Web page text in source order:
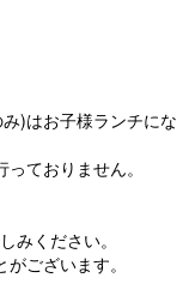
)はお子様ランチにな
ておりません。
みください。
ございます。